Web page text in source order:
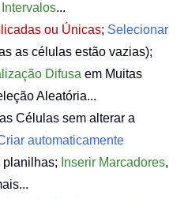
...
ou Únicas; Selecionar
as células estão vazias);
Difusa em Muitas
Aleatória...
Células sem alterar a
automaticamente
planilhas; Inserir Marcadores,